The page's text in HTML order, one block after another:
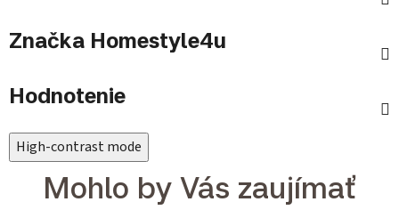
Značka Homestyle4u
Hodnotenie
High-contrast mode
Mohlo by Vás zaujímať